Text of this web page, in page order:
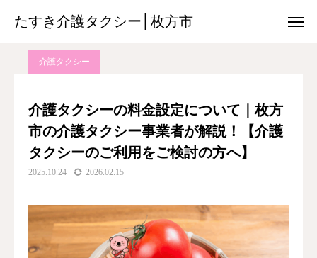
たすき介護タクシー│枚方市
ブログ 介護タクシー 介護タクシーの料金設定について｜枚方市の介護タクシー事業者が解説！【介護タクシーのご利用をご検討の方へ】
介護タクシー
介護タクシーの料金設定について｜枚方
市の介護タクシー事業者が解説！【介護
タクシーのご利用をご検討の方へ】
2025.10.24 2026.02.15
たすき介護タクシー│枚方市
チ ラ シ
搬 送 機 材
保 険 外 サ ー ビ ス